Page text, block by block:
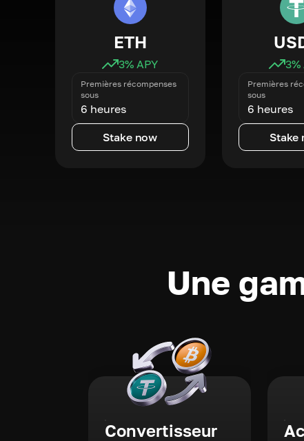
ETH
3% APY
Premières récompenses
sous
6 heures
Stake now
3%
Premières
sous
6 heures
Stake
Une
Convertisseur